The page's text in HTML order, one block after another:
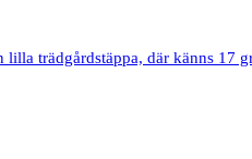
lilla trädgårdstäppa, där känns 17